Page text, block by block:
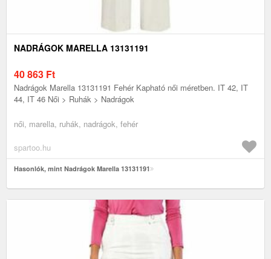
NADRÁGOK MARELLA 13131191
40 863 Ft
Nadrágok Marella 13131191 Fehér Kapható női méretben. IT 42, IT
44, IT 46 Női > Ruhák > Nadrágok
női, marella, ruhák, nadrágok, fehér
spartoo.hu
Hasonlók, mint Nadrágok Marella 13131191